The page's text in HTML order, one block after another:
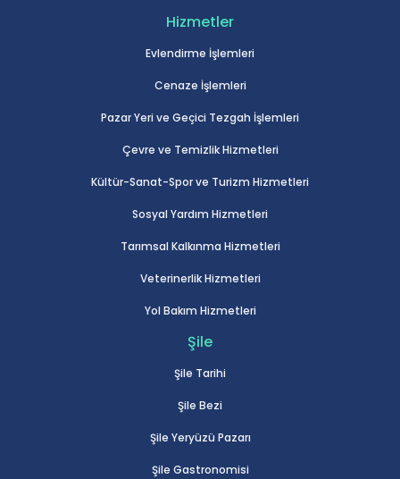
Hizmetler
Evlendirme İşlemleri
Cenaze İşlemleri
Pazar Yeri ve Geçici Tezgah İşlemleri
Çevre ve Temizlik Hizmetleri
Kültür-Sanat-Spor ve Turizm Hizmetleri
Sosyal Yardım Hizmetleri
Tarımsal Kalkınma Hizmetleri
Veterinerlik Hizmetleri
Yol Bakım Hizmetleri
Şile
Şile Tarihi
Şile Bezi
Şile Yeryüzü Pazarı
Şile Gastronomisi